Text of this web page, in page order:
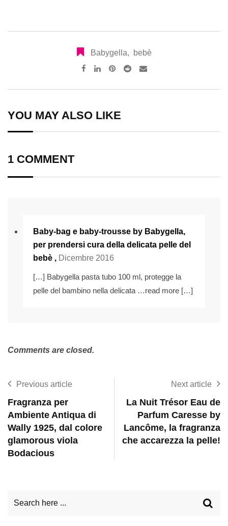
Babygella,
bebè
Pinterest
RedditShare
YOU MAY ALSO LIKE
1 COMMENT
Baby-bag e baby-trousse by Babygella,
per prendersi cura della delicata pelle del
bebè , Dicembre 2016
[…] Babygella pasta tubo 100 ml, protegge la
pelle del bambino nella delicata …read more […]
Comments are closed.
Previous article
Fragranza per
Ambiente Antiqua di
Wally 1925, dal colore
glamorous viola
Bodacious
Next article
La Nuit Trésor Eau de
Parfum Caresse by
Lancôme, la fragranza
che accarezza la pelle!